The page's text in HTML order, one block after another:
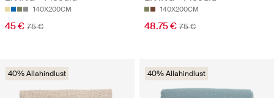
140X200CM
45 € 75 €
140X200CM
48.75 € 75 €
40% Allahindlust 40% Allahindlust